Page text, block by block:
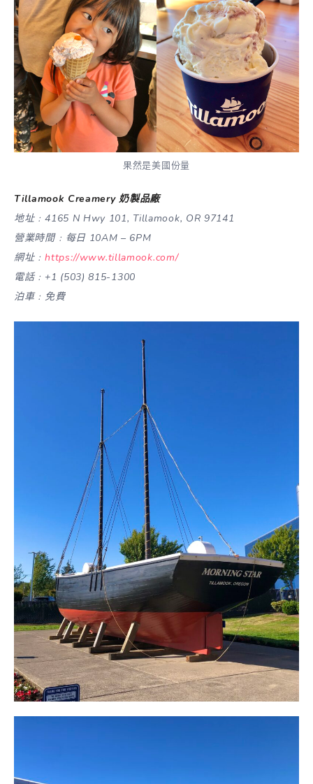
果然是美國份量
Tillamook Creamery 奶製品廠
地址﹕4165 N Hwy 101, Tillamook, OR 97141
營業時間﹕每日 10AM – 6PM
網址﹕https://www.tillamook.com/
電話﹕+1 (503) 815-1300
泊車﹕免費